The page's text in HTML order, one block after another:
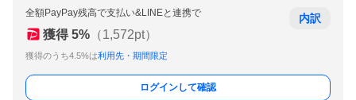
全額PayPay残高で支払い&LINEと連携で
獲得 5% （1,572pt）
獲得のうち4.5%は利用先・期間限定
内訳
ログインして確認